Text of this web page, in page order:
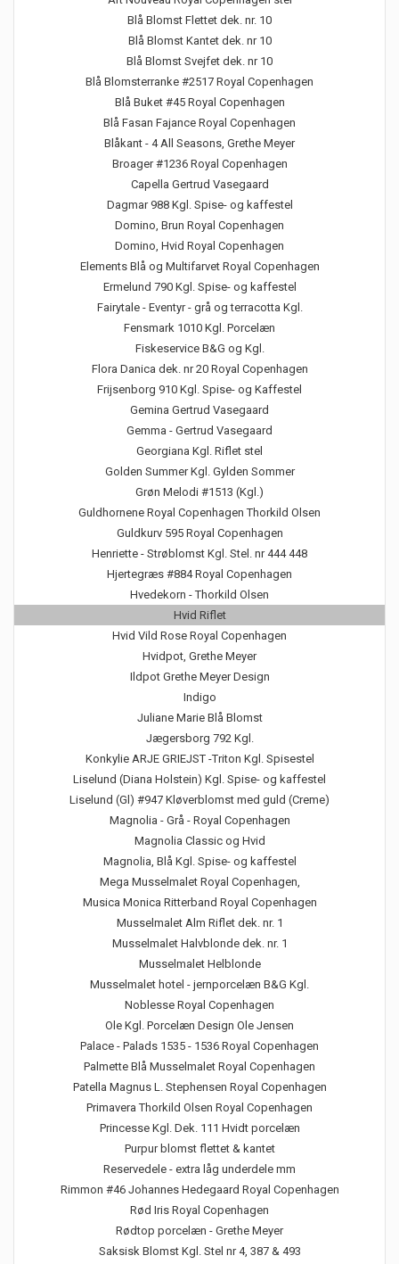
Blå Blomst Flettet dek. nr. 10
Blå Blomst Kantet dek. nr 10
Blå Blomst Svejfet dek. nr 10
Blå Blomsterranke #2517 Royal Copenhagen
Blå Buket #45 Royal Copenhagen
Blå Fasan Fajance Royal Copenhagen
Blåkant - 4 All Seasons, Grethe Meyer
Broager #1236 Royal Copenhagen
Capella Gertrud Vasegaard
Dagmar 988 Kgl. Spise- og kaffestel
Domino, Brun Royal Copenhagen
Domino, Hvid Royal Copenhagen
Elements Blå og Multifarvet Royal Copenhagen
Ermelund 790 Kgl. Spise- og kaffestel
Fairytale - Eventyr - grå og terracotta Kgl.
Fensmark 1010 Kgl. Porcelæn
Fiskeservice B&G og Kgl.
Flora Danica dek. nr 20 Royal Copenhagen
Frijsenborg 910 Kgl. Spise- og Kaffestel
Gemina Gertrud Vasegaard
Gemma - Gertrud Vasegaard
Georgiana Kgl. Riflet stel
Golden Summer Kgl. Gylden Sommer
Grøn Melodi #1513 (Kgl.)
Guldhornene Royal Copenhagen Thorkild Olsen
Guldkurv 595 Royal Copenhagen
Henriette - Strøblomst Kgl. Stel. nr 444 448
Hjertegræs #884 Royal Copenhagen
Hvedekorn - Thorkild Olsen
Hvid Riflet
Hvid Vild Rose Royal Copenhagen
Hvidpot, Grethe Meyer
Ildpot Grethe Meyer Design
Indigo
Juliane Marie Blå Blomst
Jægersborg 792 Kgl.
Konkylie ARJE GRIEJST -Triton Kgl. Spisestel
Liselund (Diana Holstein) Kgl. Spise- og kaffestel
Liselund (Gl) #947 Kløverblomst med guld (Creme)
Magnolia - Grå - Royal Copenhagen
Magnolia Classic og Hvid
Magnolia, Blå Kgl. Spise- og kaffestel
Mega Musselmalet Royal Copenhagen,
Musica Monica Ritterband Royal Copenhagen
Musselmalet Alm Riflet dek. nr. 1
Musselmalet Halvblonde dek. nr. 1
Musselmalet Helblonde
Musselmalet hotel - jernporcelæn B&G Kgl.
Noblesse Royal Copenhagen
Ole Kgl. Porcelæn Design Ole Jensen
Palace - Palads 1535 - 1536 Royal Copenhagen
Palmette Blå Musselmalet Royal Copenhagen
Patella Magnus L. Stephensen Royal Copenhagen
Primavera Thorkild Olsen Royal Copenhagen
Princesse Kgl. Dek. 111 Hvidt porcelæn
Purpur blomst flettet & kantet
Reservedele - extra låg underdele mm
Rimmon #46 Johannes Hedegaard Royal Copenhagen
Rød Iris Royal Copenhagen
Rødtop porcelæn - Grethe Meyer
Saksisk Blomst Kgl. Stel nr 4, 387 & 493